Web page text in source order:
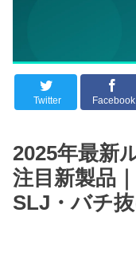
Twitter Facebook
2025年最新
注目新製品
SLJ・バチ